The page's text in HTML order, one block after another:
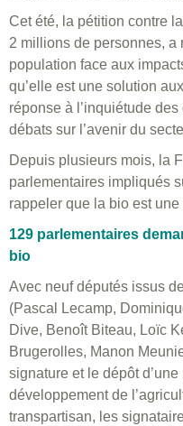
Cet été, la pétition contre
2 millions de personnes,
population face aux
qu’elle est une solution
réponse à l’inquiétude
débats sur l’avenir du
Depuis plusieurs mois, la
parlementaires impliqués
rappeler que la bio est
129 parlementaires
bio
Avec neuf députés issus
(Pascal Lecamp,
Dive, Benoît Biteau, Loïc
Brugerolles, Manon
signature et le dépôt
développement de
transpartisan, les